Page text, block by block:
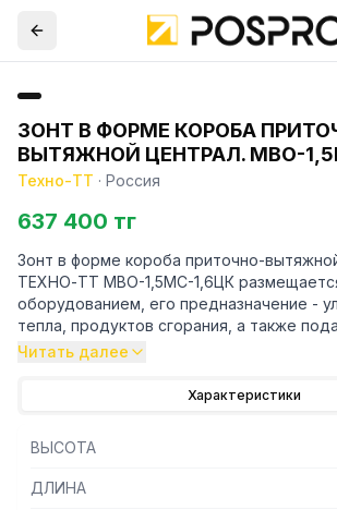
ЗОНТ В ФОРМЕ КОРОБА
ВЫТЯЖНОЙ ЦЕНТРАЛ. МВО-
Техно-ТТ · Россия
637 400 тг
Зонт в форме короба приточно-
ТЕХНО-ТТ МВО-1,5МС-1,6ЦК
оборудованием, его предназначение -
тепла, продуктов сгорания, а также
воздуха, что благоприятно сказывается
предметах мебели и кухонной утвари.
оборудование формирует микроклимат
защищает сотрудников горячего цеха.
Читать далее
Характеристики
ВЫСОТА
ДЛИНА